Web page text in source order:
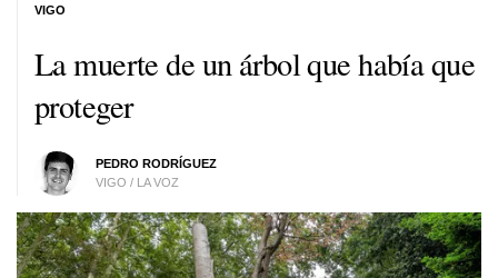
La muerte de un árbol que había que
proteger
PEDRO RODRÍGUEZ
VIGO / LA VOZ
VIGO